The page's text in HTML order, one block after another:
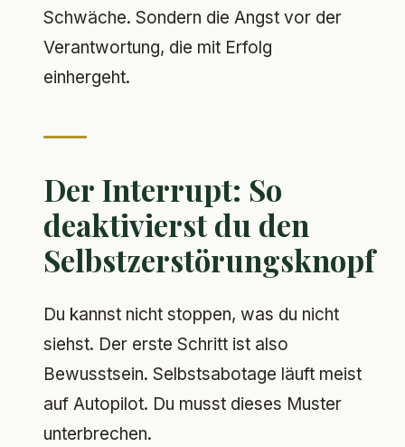
Schwäche. Sondern die Angst vor der
Verantwortung, die mit Erfolg
einhergeht.
Der Interrupt: So
deaktivierst du den
Selbstzerstörungsknopf
Du kannst nicht stoppen, was du nicht
siehst. Der erste Schritt ist also
Bewusstsein. Selbstsabotage läuft meist
auf Autopilot. Du musst dieses Muster
unterbrechen.